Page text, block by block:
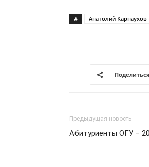
# Анатолий Карнаухов
Поделиться
Предыдущая новость
Абитуриенты ОГУ –